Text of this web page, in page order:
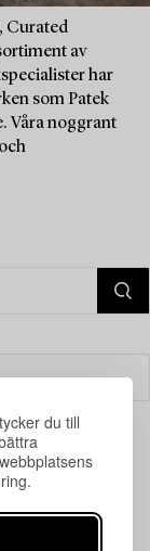
du till
Curated
av
har
som Patek
Våra noggrant
nu.